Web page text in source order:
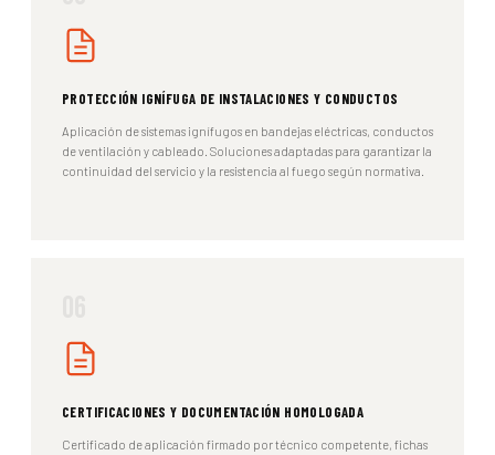
PROTECCIÓN IGNÍFUGA DE INSTALACIONES Y CONDUCTOS
Aplicación de sistemas ignífugos en bandejas eléctricas, conductos
de ventilación y cableado. Soluciones adaptadas para garantizar la
continuidad del servicio y la resistencia al fuego según normativa.
CERTIFICACIONES Y DOCUMENTACIÓN HOMOLOGADA
Certificado de aplicación firmado por técnico competente, fichas